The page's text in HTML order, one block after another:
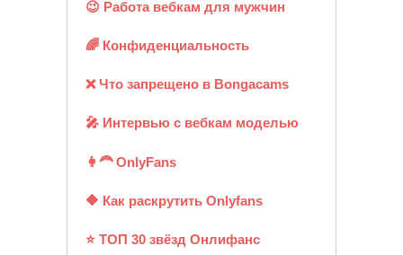
😉 Работа вебкам для мужчин
🌈 Конфиденциальность
❌ Что запрещено в Bongacams
🎤 Интервью с вебкам моделью
👩‍🦰 OnlyFans
🔶 Как раскрутить Onlyfans
⭐ ТОП 30 звёзд Онлифанс